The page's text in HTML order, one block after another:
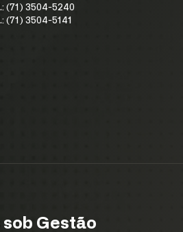
(71) 3504-5240
(71) 3504-5141
Gestão